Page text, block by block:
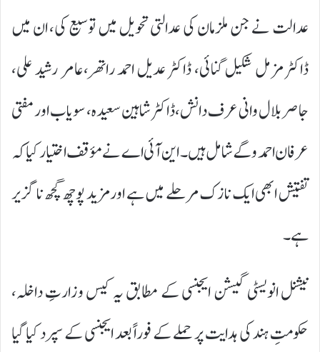
عدالت نے جن ملزمان کی عدالتی تحویل میں توسیع کی، ان میں
ڈاکٹر مزمل شکیل گنائی، ڈاکٹر عدیل احمد راتھر،عامر رشید علی،
جاصر بلال وانی عرف دانش، ڈاکٹر شاہین سعیدہ، سویاب اور مفتی
عرفان احمد وگے شامل ہیں۔ این آئی اے نے مؤقف اختیار کیا کہ
تفتیش ابھی ایک نازک مرحلے میں ہے اور مزید پوچھ گچھ ناگزیر
ہے۔
نیشنل انویسٹی گیشن ایجنسی کے مطابق یہ کیس وزارتِ داخلہ،
حکومتِ ہند کی ہدایت پر حملے کے فوراً بعد ایجنسی کے سپرد کیا گیا